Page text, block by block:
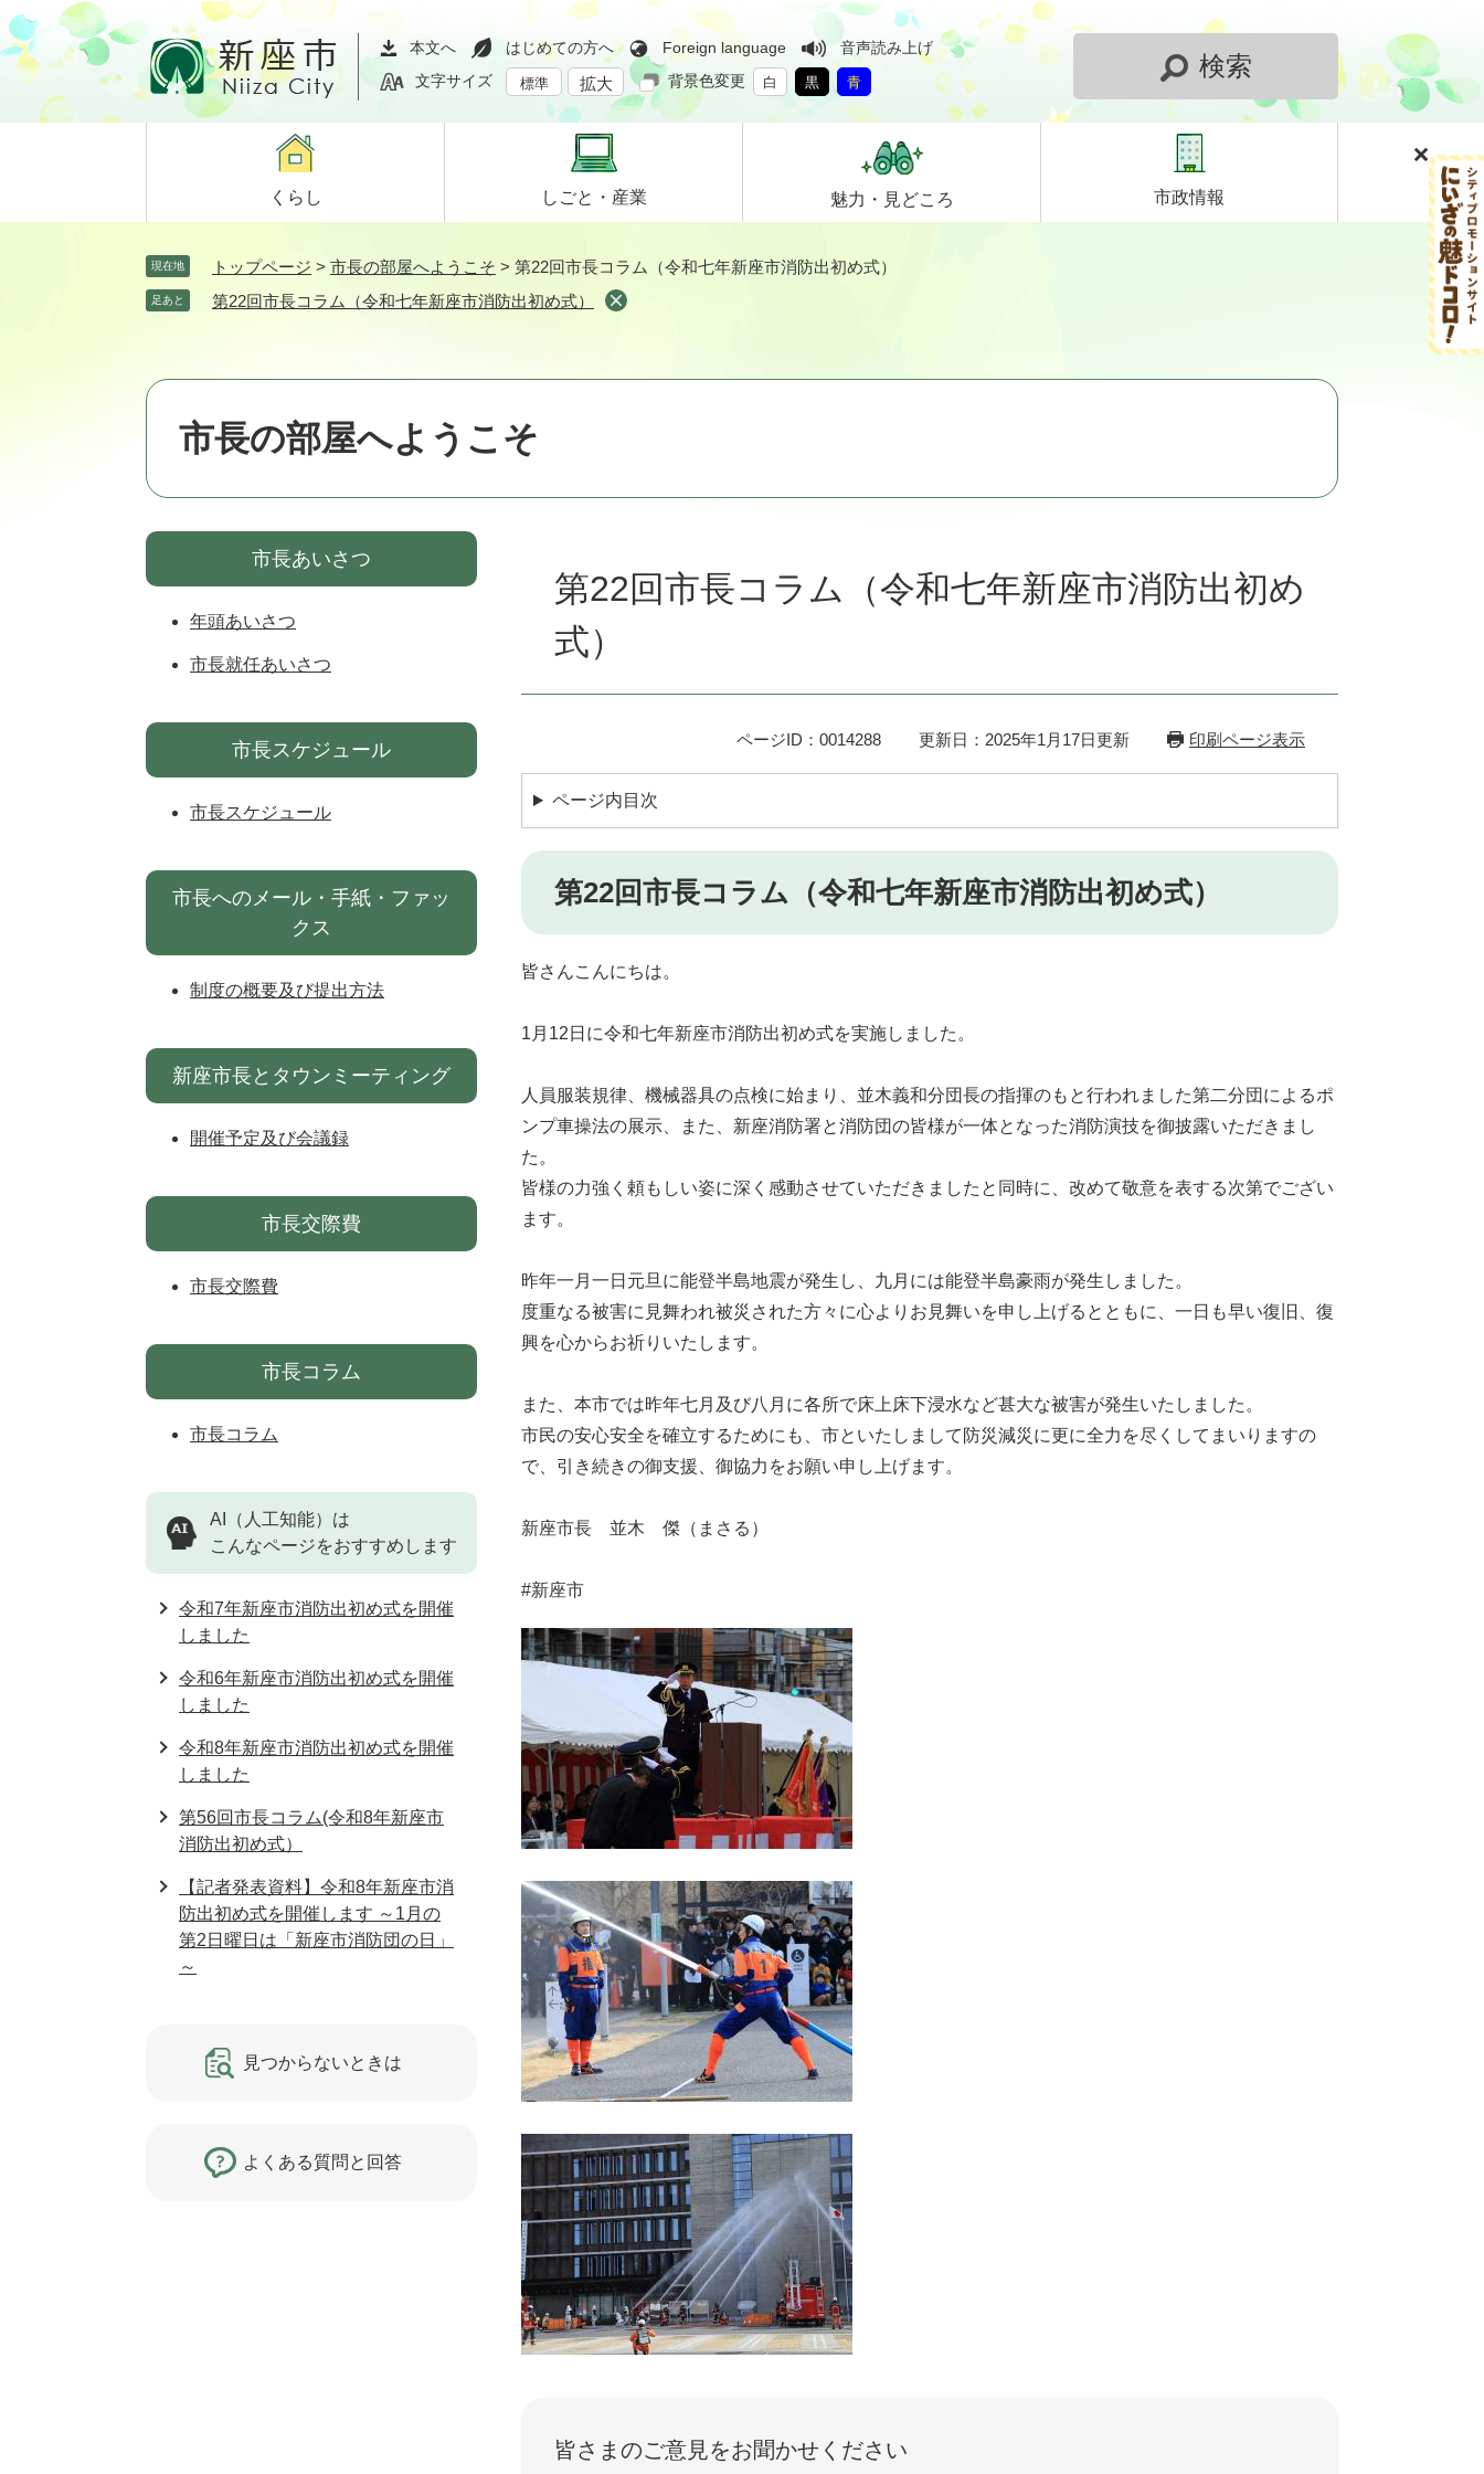
ペ
ー
ジ
メ
ニ
ュ
て
本文へ はじめての方へ Foreign language
音声読み上げ
文字サイズ
標準 拡大 背景色変更 白 黒 青
検索
くらし しごと・ 産業 魅力・ 見どころ 市政情報
現在地 トップページ > 市長の部屋へようこそ > 第22回市長コラム（令和七年新座市消防出初め式）
足あと 第22回市長コラム（令和七年新座市消防出初め式）
市長の部屋へようこそ
第22回市長コラム（令和七年新座市消防出初め
式）
ページID：0014288 更新日：2025年1月17日更新 印刷ページ表示
ページ内目次
第22回市長コラム（令和七年新座市消防出初め式）
皆さんこんにちは。
1月12日に令和七年新座市消防出初め式を実施しました。
人員服装規律、機械器具の点検に始まり、並木義和分団長の指揮のもと行われました第二分団によるポ
ンプ車操法の展示、また、新座消防署と消防団の皆様が一体となった消防演技を御披露いただきまし
た。
皆様の力強く頼もしい姿に深く感動させていただきましたと同時に、改めて敬意を表する次第でござい
ます。
昨年一月一日元旦に能登半島地震が発生し、九月には能登半島豪雨が発生しました。
度重なる被害に見舞われ被災された方々に心よりお見舞いを申し上げるとともに、一日も早い復旧、復
興を心からお祈りいたします。
また、本市では昨年七月及び八月に各所で床上床下浸水など甚大な被害が発生いたしました。
市民の安心安全を確立するためにも、市といたしまして防災減災に更に全力を尽くしてまいりますの
で、引き続きの御支援、御協力をお願い申し上げます。
新座市長 並木 傑（まさる）
#新座市
皆さまのご意見をお聞かせください
市長あいさつ
年頭あいさつ
市長就任あいさつ
市長スケジュール
市長スケジュール
市長へのメール・手紙・ファッ
クス
制度の概要及び提出方法
新座市長とタウンミーティング
開催予定及び会議録
市長交際費
市長交際費
市長コラム
市長コラム
AI（人工知能）は
こんなページをおすすめします
令和7年新座市消防出初め式を開催
しました
令和6年新座市消防出初め式を開催
しました
令和8年新座市消防出初め式を開催
しました
第56回市長コラム(令和8年新座市
消防出初め式）
【記者発表資料】令和8年新座市消
防出初め式を開催します ～1月の
第2日曜日は「新座市消防団の日」
～
見つからないときは
よくある質問と回答